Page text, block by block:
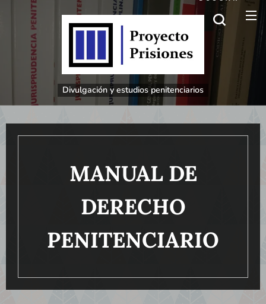
Divulgación y estudios penitenciarios
MANUAL DE
DERECHO
PENITENCIARIO